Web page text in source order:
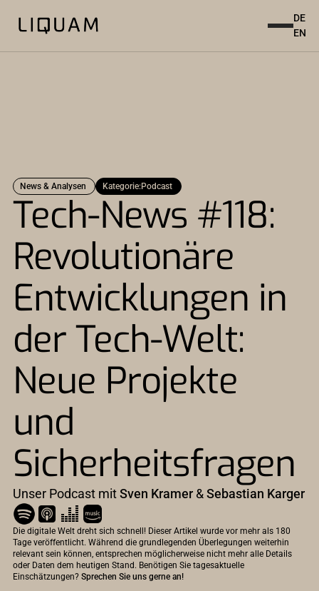
DE
EN
News & Analysen Kategorie:Podcast
Tech-News #118:
Revolutionäre
Entwicklungen in
der Tech-Welt:
Neue Projekte
und
Sicherheitsfragen
Unser Podcast mitSven Kramer &Sebastian Karger
Die digitale Welt dreht sich schnell! Dieser Artikel wurde vor mehr als 180
Tage veröffentlicht. Während die grundlegenden Überlegungen weiterhin
relevant sein können, entsprechen möglicherweise nicht mehr alle Details
oder Daten dem heutigen Stand. Benötigen Sie tagesaktuelle
Einschätzungen? Sprechen Sie uns gerne an!